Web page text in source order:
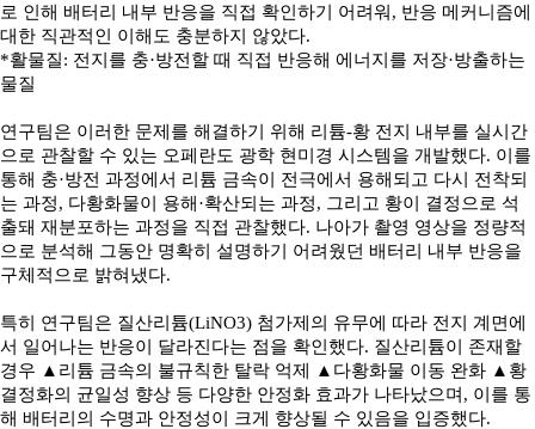
로 인해 배터리 내부 반응을 직접 확인하기 어려워, 반응 메커니즘에
대한 직관적인 이해도 충분하지 않았다.
*활물질: 전지를 충·방전할 때 직접 반응해 에너지를 저장·방출하는
물질
연구팀은 이러한 문제를 해결하기 위해 리튬-황 전지 내부를 실시간
으로 관찰할 수 있는 오페란도 광학 현미경 시스템을 개발했다. 이를
통해 충·방전 과정에서 리튬 금속이 전극에서 용해되고 다시 전착되
는 과정, 다황화물이 용해·확산되는 과정, 그리고 황이 결정으로 석
출돼 재분포하는 과정을 직접 관찰했다. 나아가 촬영 영상을 정량적
으로 분석해 그동안 명확히 설명하기 어려웠던 배터리 내부 반응을
구체적으로 밝혀냈다.
특히 연구팀은 질산리튬(LiNO3) 첨가제의 유무에 따라 전지 계면에
서 일어나는 반응이 달라진다는 점을 확인했다. 질산리튬이 존재할
경우 ▲리튬 금속의 불규칙한 탈락 억제 ▲다황화물 이동 완화 ▲황
결정화의 균일성 향상 등 다양한 안정화 효과가 나타났으며, 이를 통
해 배터리의 수명과 안정성이 크게 향상될 수 있음을 입증했다.